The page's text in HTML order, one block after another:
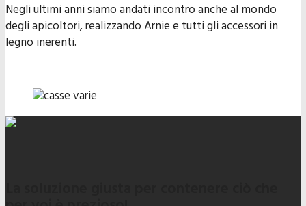
Negli ultimi anni siamo andati incontro anche al mondo
degli apicoltori, realizzando Arnie e tutti gli accessori in
legno inerenti.